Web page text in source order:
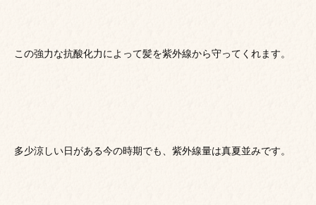
この強力な抗酸化力によって髪を紫外線から守ってくれます。
多少涼しい日がある今の時期でも、紫外線量は真夏並みです。